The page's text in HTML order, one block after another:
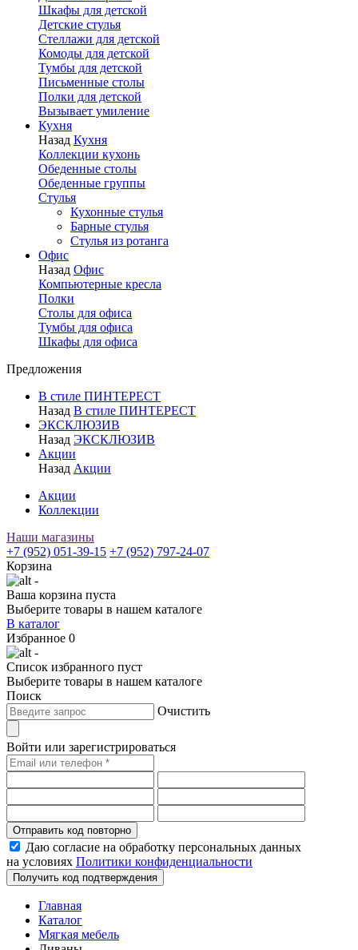
Шкафы для детской
Детские стулья
Стеллажи для детской
Комоды для детской
Тумбы для детской
Письменные столы
Полки для детской
Вызывает умиление
Кухня
Назад Кухня
Коллекции кухонь
Обеденные столы
Обеденные группы
Стулья
Кухонные стулья
Барные стулья
Стулья из ротанга
Офис
Назад Офис
Компьютерные кресла
Полки
Столы для офиса
Тумбы для офиса
Шкафы для офиса
Предложения
В стиле ПИНТЕРЕСТ
Назад В стиле ПИНТЕРЕСТ
ЭКСКЛЮЗИВ
Назад ЭКСКЛЮЗИВ
Акции
Назад Акции
Акции
Коллекции
Наши магазины
+7 (952) 051-39-15 +7 (952) 797-24-07
Корзина
-
Ваша корзина пуста
Выберите товары в нашем каталоге
В каталог
Избранное 0
-
Список избранного пуст
Выберите товары в нашем каталоге
Поиск
Очистить
Войти или зарегистрироваться
Отправить код повторно
Даю согласие на обработку персональных данных
на условиях Политики конфиденциальности
Получить код подтверждения
Главная
Каталог
Мягкая мебель